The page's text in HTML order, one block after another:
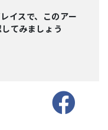
イスで、このアー
てみましょう